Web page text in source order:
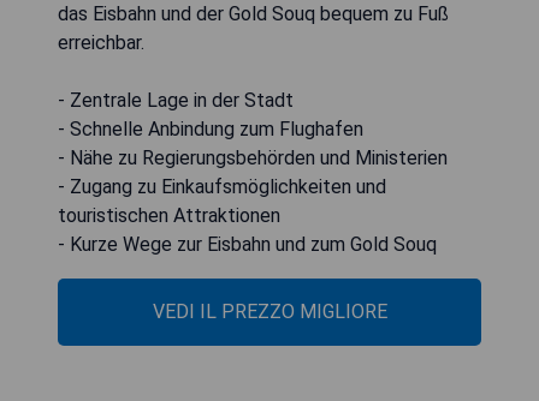
das Eisbahn und der Gold Souq bequem zu Fuß
erreichbar.
- Zentrale Lage in der Stadt
- Schnelle Anbindung zum Flughafen
- Nähe zu Regierungsbehörden und Ministerien
- Zugang zu Einkaufsmöglichkeiten und
touristischen Attraktionen
- Kurze Wege zur Eisbahn und zum Gold Souq
VEDI IL PREZZO MIGLIORE